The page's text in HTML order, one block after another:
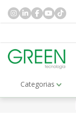
Categorias